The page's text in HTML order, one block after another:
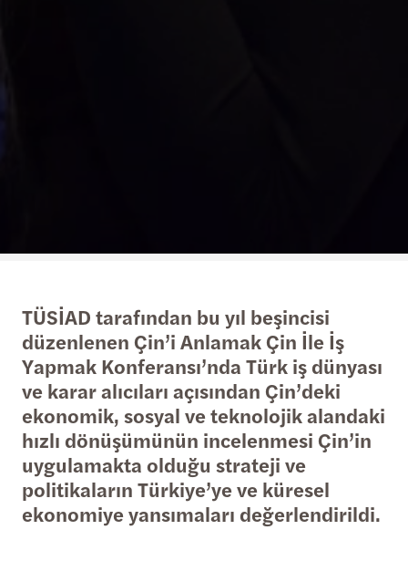
TÜSİAD tarafından bu yıl beşincisi
düzenlenen Çin’i Anlamak Çin İle İş
Yapmak Konferansı’nda Türk iş dünyası
ve karar alıcıları açısından Çin’deki
ekonomik, sosyal ve teknolojik alandaki
hızlı dönüşümünün incelenmesi Çin’in
uygulamakta olduğu strateji ve
politikaların Türkiye’ye ve küresel
ekonomiye yansımaları değerlendirildi.